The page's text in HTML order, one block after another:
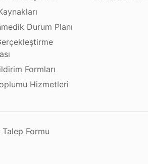
Durum Planı
Formları
Hizmetleri
Formu